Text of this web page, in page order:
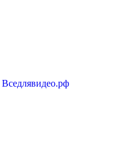
Вседлявидео.рф